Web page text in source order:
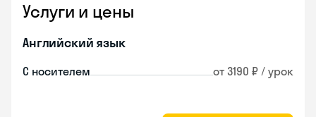
Услуги и цены
Английский язык
С носителем от 3190 ₽ / урок